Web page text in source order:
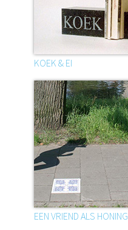
KOEK & EI
EEN VRIEND ALS HONING